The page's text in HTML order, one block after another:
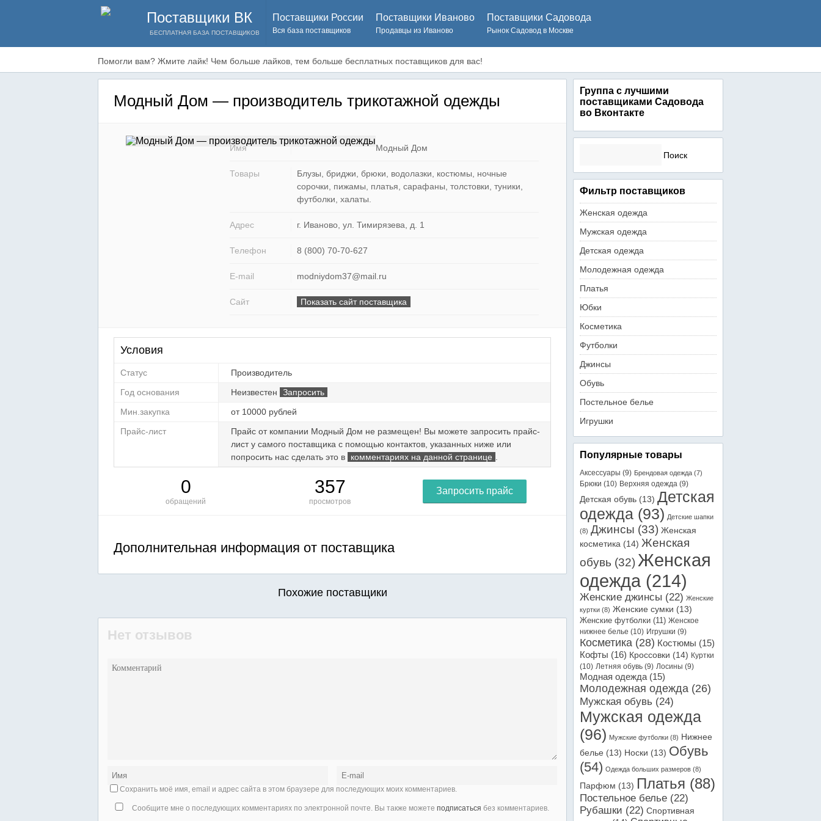
Поставщики ВК
БЕСПЛАТНАЯ БАЗА ПОСТАВЩИКОВ
Поставщики России
Вся база поставщиков
Поставщики Иваново
Продавцы из Иваново
Поставщики Садовода
Рынок Садовод в Москве
Помогли вам? Жмите лайк! Чем больше лайков, тем больше бесплатных поставщиков для вас!
Модный Дом — производитель трикотажной одежды
Имя Модный Дом
Товары
Блузы, бриджи, брюки, водолазки, костюмы, ночные
сорочки, пижамы, платья, сарафаны, толстовки, туники,
футболки, халаты.
Адрес г. Иваново, ул. Тимирязева, д. 1
Телефон 8 (800) 70-70-627
E-mail modniydom37@mail.ru
Сайт Показать сайт поставщика
Условия
Статус
Производитель
Год основания
Неизвестен
Запросить
Мин.закупка
от 10000 рублей
Прайс-лист
Прайс от компании Модный Дом не размещен! Вы можете запросить прайс-
лист у самого поставщика с помощью контактов, указанных ниже или
попросить нас сделать это в
комментариях на данной странице
0
обращений
357
просмотров
Запросить прайс
Дополнительная информация от поставщика
Похожие поставщики
Нет отзывов
Сохранить моё имя, email и адрес сайта в этом браузере для последующих моих комментариев.
Сообщите мне о последующих комментариях по электронной почте. Вы также можете подписаться без комментариев.
Группа с лучшими
поставщиками Садовода
во Вконтакте
Фильтр поставщиков
Женская одежда
Мужская одежда
Детская одежда
Молодежная одежда
Платья
Юбки
Косметика
Футболки
Джинсы
Обувь
Постельное белье
Игрушки
Популярные товары
Аксессуары (9) Брендовая одежда (7)
Брюки (10) Верхняя одежда (9)
Детская обувь (13) Детская
одежда (93) Детские шапки
(8) Джинсы (33) Женская
косметика (14) Женская
обувь (32) Женская
одежда (214)
Женские джинсы (22) Женские
куртки (8) Женские сумки (13)
Женские футболки (11) Женское
нижнее белье (10) Игрушки (9)
Косметика (28) Костюмы (15)
Кофты (16) Кроссовки (14) Куртки
(10) Летняя обувь (9) Лосины (9)
Модная одежда (15)
Молодежная одежда (26)
Мужская обувь (24)
Мужская одежда
(96) Мужские футболки (8) Нижнее
белье (13) Носки (13) Обувь
(54) Одежда больших размеров (8)
Парфюм (13) Платья (88)
Постельное белье (22)
Рубашки (22) Спортивная